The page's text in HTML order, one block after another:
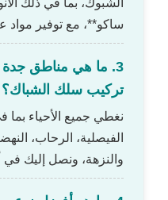
ساكو**، مع توفير مواد
3. ما هي مناطق جدة
تركيب سلك الشباك؟
نغطي جميع الأحياء بما
الفيصلية، الرحاب،
والنزهة، ونصل إليك